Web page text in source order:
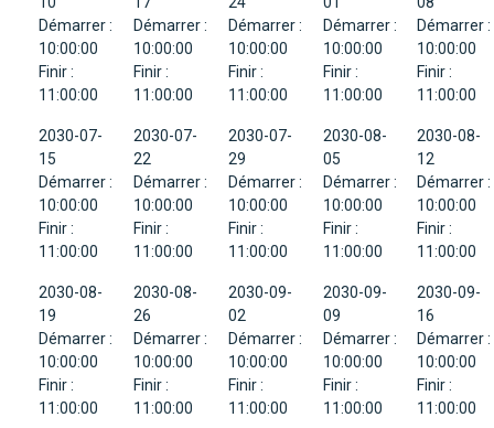
Démarrer :
10:00:00
Finir :
11:00:00
Démarrer :
10:00:00
Finir :
11:00:00
Démarrer :
10:00:00
Finir :
11:00:00
Démarrer :
10:00:00
Finir :
11:00:00
Démarrer :
10:00:00
Finir :
11:00:00
2030-07-
15
Démarrer :
10:00:00
Finir :
11:00:00
2030-07-
22
Démarrer :
10:00:00
Finir :
11:00:00
2030-07-
29
Démarrer :
10:00:00
Finir :
11:00:00
2030-08-
05
Démarrer :
10:00:00
Finir :
11:00:00
2030-08-
12
Démarrer :
10:00:00
Finir :
11:00:00
2030-08-
19
Démarrer :
10:00:00
Finir :
11:00:00
2030-08-
26
Démarrer :
10:00:00
Finir :
11:00:00
2030-09-
02
Démarrer :
10:00:00
Finir :
11:00:00
2030-09-
09
Démarrer :
10:00:00
Finir :
11:00:00
2030-09-
16
Démarrer :
10:00:00
Finir :
11:00:00